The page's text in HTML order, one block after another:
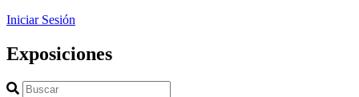
Iniciar Sesión
Exposiciones